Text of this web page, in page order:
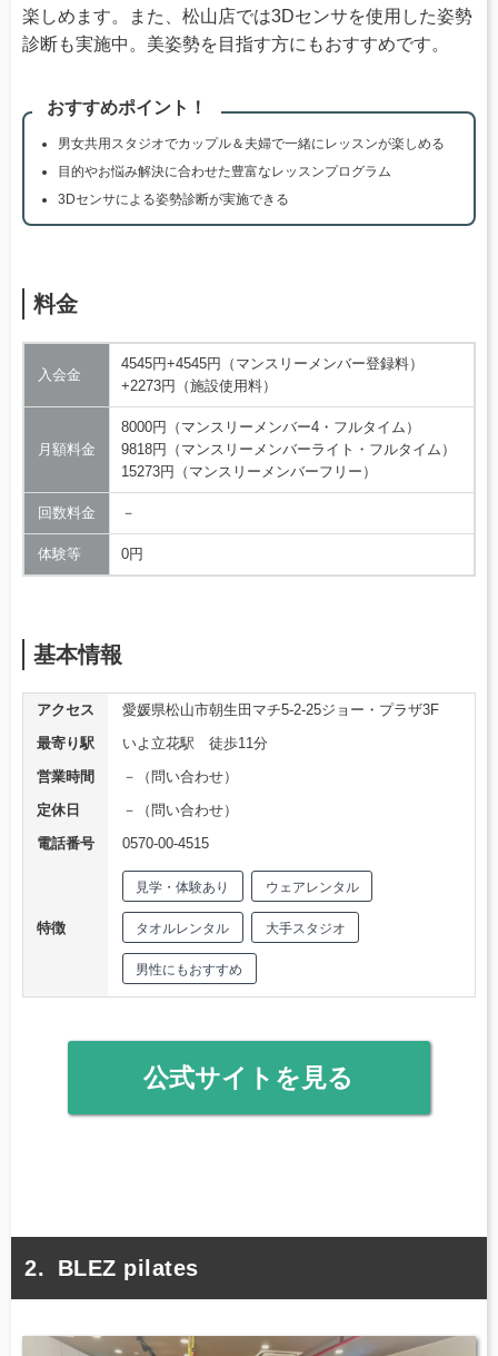
楽しめます。また、松山店では3Dセンサを使用した姿勢
診断も実施中。美姿勢を目指す方にもおすすめです。
おすすめポイント！
男女共用スタジオでカップル＆夫婦で一緒にレッスンが楽しめる
目的やお悩み解決に合わせた豊富なレッスンプログラム
3Dセンサによる姿勢診断が実施できる
料金
入会金
4545円+4545円（マンスリーメンバー登録料）
+2273円（施設使用料）
月額料金
8000円（マンスリーメンバー4・フルタイム）
9818円（マンスリーメンバーライト・フルタイム）
15273円（マンスリーメンバーフリー）
回数料金 －
体験等 0円
基本情報
アクセス
愛媛県松山市朝生田マチ5-2-25ジョー・プラザ3F
最寄り駅
いよ立花駅 徒歩11分
営業時間
－（問い合わせ）
定休日
－（問い合わせ）
電話番号
0570-00-4515
特徴
見学・体験あり ウェアレンタル
タオルレンタル 大手スタジオ
男性にもおすすめ
公式サイトを見る
BLEZ pilates